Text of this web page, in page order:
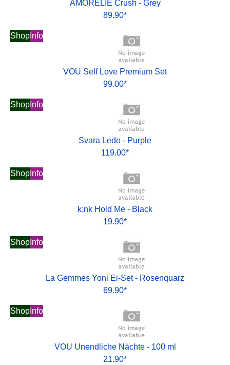
AMORELIE Crush - Grey
89.90*
Shop Info
VOU Self Love Premium Set
99.00*
Shop Info
Svara Ledo - Purple
119.00*
Shop Info
k;nk Hold Me - Black
19.90*
Shop Info
La Gemmes Yoni Ei-Set - Rosenquarz
69.90*
Shop Info
VOU Unendliche Nächte - 100 ml
21.90*